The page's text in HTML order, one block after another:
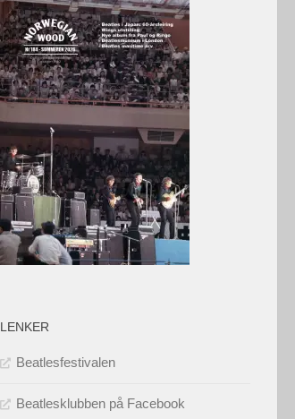
LENKER
Beatlesfestivalen
Beatlesklubben på Facebook